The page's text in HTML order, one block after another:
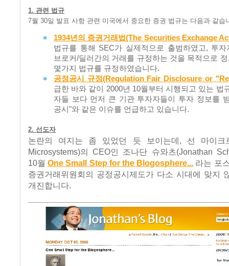
1. 관련 법규
7월 30일 발표 사항 관련 미국에서 중요한 증권 법규는 다음과 같습
1934년의 증권거래법(The Securities Exchange
법규를 통해 SEC가 실제적으로 출범하였고, 투자
브로커/딜러간의 거래를 규정하는 것을 목적으로
몇가지 법규를 규정하였습니다.
공정공시 규정(Regulation Fair Disclosure or
급한 바와 같이 2000년 10월부터 시행되고 있는 법
자들 보다 먼저 큰 기관 투자자들이 투자 정보를
공시"와 같은 이슈를 언급하고 있습니다.
2. 선도자
논란의 여지는 좀 있었던 듯 보이는데, 선 마이크
Microsystems)의 CEO인 조나단 슈와츠(Jonathan
10월One Small Step for the Blogosphere... 라는 포
증권거래위원회의 공정공시제도가 다소 시대에 맞지
개진합니다.